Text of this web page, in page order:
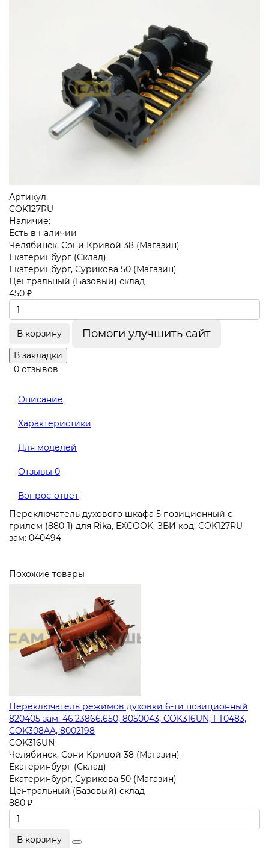
Артикул:
COK127RU
Наличие:
Есть в наличии
Челябинск, Сони Кривой 38 (Магазин)
Екатеринбург (Склад)
Екатеринбург, Сурикова 50 (Магазин)
Центральный (Базовый) склад
450 ₽
В корзину Помоги улучшить сайт
В закладки
0 отзывов
Описание
Характеристики
Для моделей
Отзывы 0
Вопрос-ответ
Переключатель духового шкафа 5 позиционный с
грилем (880-1) для Rika, EXCOOK, ЗВИ код: COK127RU
зам: 040494
Похожие товары
Переключатель режимов духовки 6-ти позиционный
820405 зам. 46.23866.650, 8050043, COK316UN, FT0483,
COK308AA, 8002198
COK316UN
Челябинск, Сони Кривой 38 (Магазин)
Екатеринбург (Склад)
Екатеринбург, Сурикова 50 (Магазин)
Центральный (Базовый) склад
880 ₽
В корзину